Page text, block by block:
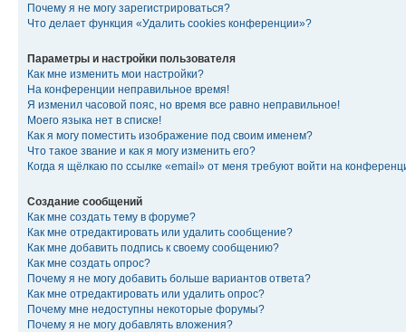
Почему я не могу зарегистрироваться?
Что делает функция «Удалить cookies конференции»?
Параметры и настройки пользователя
Как мне изменить мои настройки?
На конференции неправильное время!
Я изменил часовой пояс, но время все равно неправильное!
Моего языка нет в списке!
Как я могу поместить изображение под своим именем?
Что такое звание и как я могу изменить его?
Когда я щёлкаю по ссылке «email» от меня требуют войти на
Создание сообщений
Как мне создать тему в форуме?
Как мне отредактировать или удалить сообщение?
Как мне добавить подпись к своему сообщению?
Как мне создать опрос?
Почему я не могу добавить больше вариантов ответа?
Как мне отредактировать или удалить опрос?
Почему мне недоступны некоторые форумы?
Почему я не могу добавлять вложения?